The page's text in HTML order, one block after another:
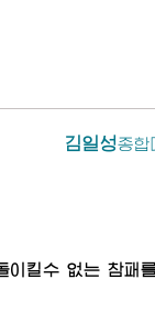
김일성종합
이킬수 없는 참패